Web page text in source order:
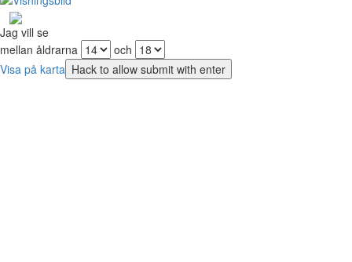
Jag vill se
mellan åldrarna
och
Visa på karta